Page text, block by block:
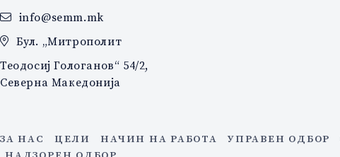
info@semm.mk
Бул. „Митрополит
Теодосиј Гологанов“ 54/2,
Северна Македонија
ЗА НАС ЦЕЛИ НАЧИН НА РАБОТА УПРАВЕН ОДБОР